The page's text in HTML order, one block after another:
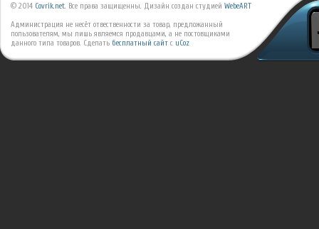
© 2014 Covrik.net. Все права защищенны. Дизайн создан студией WebeART
Администрация не несёт отвественности за товар, предложанный
пользователям, мы лишь являемся продавцами, а не постовщиками
данного типа товаров. Сделать бесплатный сайт с uCoz